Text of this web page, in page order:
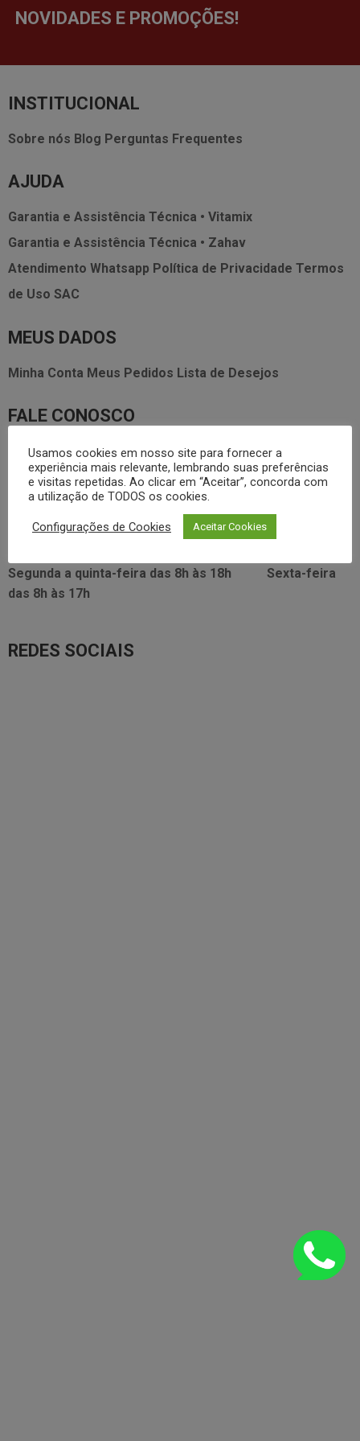
NOVIDADES E PROMOÇÕES!
INSTITUCIONAL
Sobre nós Blog Perguntas Frequentes
AJUDA
Garantia e Assistência Técnica • Vitamix
Garantia e Assistência Técnica • Zahav
Atendimento Whatsapp Política de Privacidade Termos
de Uso SAC
MEUS DADOS
Minha Conta Meus Pedidos Lista de Desejos
FALE CONOSCO
3338.2628
foodservice@dayhome.com.br
Atendimento Whatsapp
VISITE NOSSO SHOWRROM:
Rua Araújo Figueiredo, 96
Segunda a quinta-feira das 8h às 18h
Sexta-feira
das 8h às 17h
REDES SOCIAIS
Usamos cookies em nosso site para fornecer a
experiência mais relevante, lembrando suas preferências
e visitas repetidas. Ao clicar em “Aceitar”, concorda com
a utilização de TODOS os cookies.
Configurações de Cookies Aceitar Cookies